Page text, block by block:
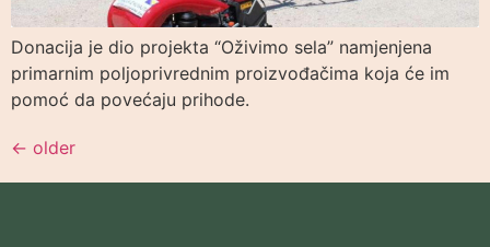
Donacija je dio projekta “Oživimo sela” namjenjena
primarnim poljoprivrednim proizvođačima koja će im
pomoć da povećaju prihode.
← older